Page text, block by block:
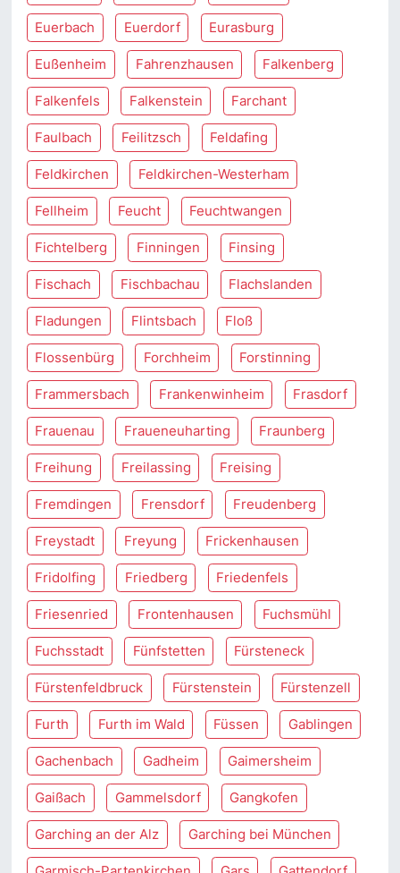
Euerbach Euerdorf Eurasburg
Eußenheim Fahrenzhausen Falkenberg
Falkenfels Falkenstein Farchant
Faulbach Feilitzsch Feldafing
Feldkirchen Feldkirchen-Westerham
Fellheim Feucht Feuchtwangen
Fichtelberg Finningen Finsing
Fischach Fischbachau Flachslanden
Fladungen Flintsbach Floß
Flossenbürg Forchheim Forstinning
Frammersbach Frankenwinheim Frasdorf
Frauenau Fraueneuharting Fraunberg
Freihung Freilassing Freising
Fremdingen Frensdorf Freudenberg
Freystadt Freyung Frickenhausen
Fridolfing Friedberg Friedenfels
Friesenried Frontenhausen Fuchsmühl
Fuchsstadt Fünfstetten Fürsteneck
Fürstenfeldbruck Fürstenstein Fürstenzell
Furth Furth im Wald Füssen Gablingen
Gachenbach Gadheim Gaimersheim
Gaißach Gammelsdorf Gangkofen
Garching an der Alz Garching bei München